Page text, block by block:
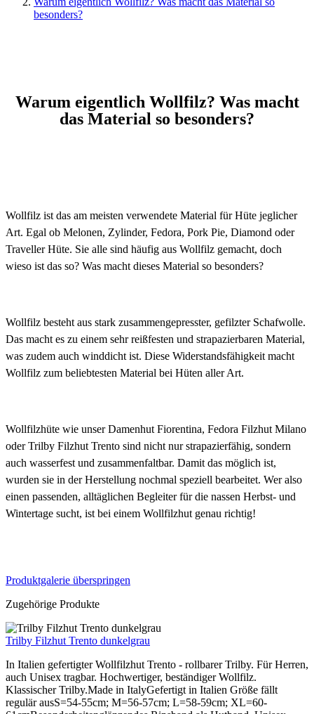
besonders?
Warum eigentlich Wollfilz? Was macht
das Material so besonders?
Wollfilz ist das am meisten verwendete Material für Hüte jeglicher
Art. Egal ob Melonen, Zylinder, Fedora, Pork Pie, Diamond oder
Traveller Hüte. Sie alle sind häufig aus Wollfilz gemacht, doch
wieso ist das so? Was macht dieses Material so besonders?
Wollfilz besteht aus stark zusammengepresster, gefilzter Schafwolle.
Das macht es zu einem sehr reißfesten und strapazierbaren Material,
was zudem auch winddicht ist. Diese Widerstandsfähigkeit macht
Wollfilz zum beliebtesten Material bei Hüten aller Art.
Wollfilzhüte wie unser Damenhut Fiorentina, Fedora Filzhut Milano
oder Trilby Filzhut Trento sind nicht nur strapazierfähig, sondern
auch wasserfest und zusammenfaltbar. Damit das möglich ist,
wurden sie in der Herstellung nochmal speziell bearbeitet. Wer also
einen passenden, alltäglichen Begleiter für die nassen Herbst- und
Wintertage sucht, ist bei einem Wollfilzhut genau richtig!
Produktgalerie überspringen
Zugehörige Produkte
Trilby Filzhut Trento dunkelgrau
In Italien gefertigter Wollfilzhut Trento - rollbarer Trilby. Für Herren,
auch Unisex tragbar. Hochwertiger, beständiger Wollfilz.
Klassischer Trilby.Made in ItalyGefertigt in Italien Größe fällt
regulär ausS=54-55cm; M=56-57cm; L=58-59cm; XL=60-